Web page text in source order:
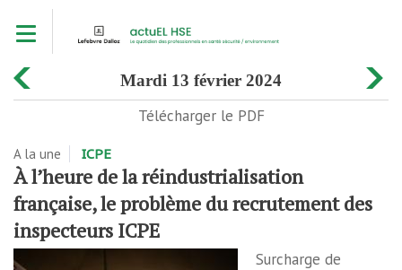
contenu
mardi 13 février 2024
Télécharger le PDF
A la une ICPE
À l’heure de la réindustrialisation
française, le problème du recrutement des
inspecteurs ICPE
Surcharge de